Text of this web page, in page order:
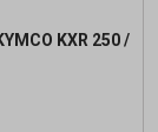
KXR 250 /